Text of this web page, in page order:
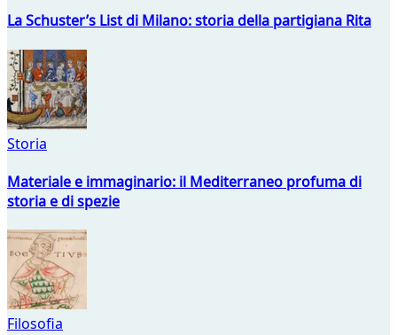
La Schuster’s List di Milano: storia della partigiana Rita
Storia
Materiale e immaginario: il Mediterraneo profuma di
storia e di spezie
Filosofia